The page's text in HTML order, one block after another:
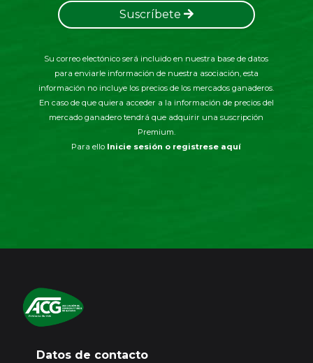
Suscríbete
Su correo electónico será incluido en nuestra base de datos
para enviarle información de nuestra asociación, esta
información no incluye los precios de los mercados ganaderos.
En caso de que quiera acceder a la información de precios del
mercado ganadero tendrá que adquirir una suscripción
Premium.
Para ello Inicie sesión o registrese aquí
Datos de contacto